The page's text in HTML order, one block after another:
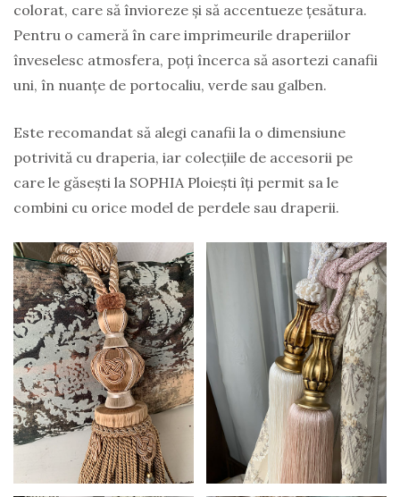
colorat, care să învioreze și să accentueze țesătura.
Pentru o cameră în care imprimeurile draperiilor
înveselesc atmosfera, poți încerca să asortezi canafii
uni, în nuanțe de portocaliu, verde sau galben.
Este recomandat să alegi canafii la o dimensiune
potrivită cu draperia, iar colecțiile de accesorii pe
care le găsești la SOPHIA Ploiești îți permit sa le
combini cu orice model de perdele sau draperii.